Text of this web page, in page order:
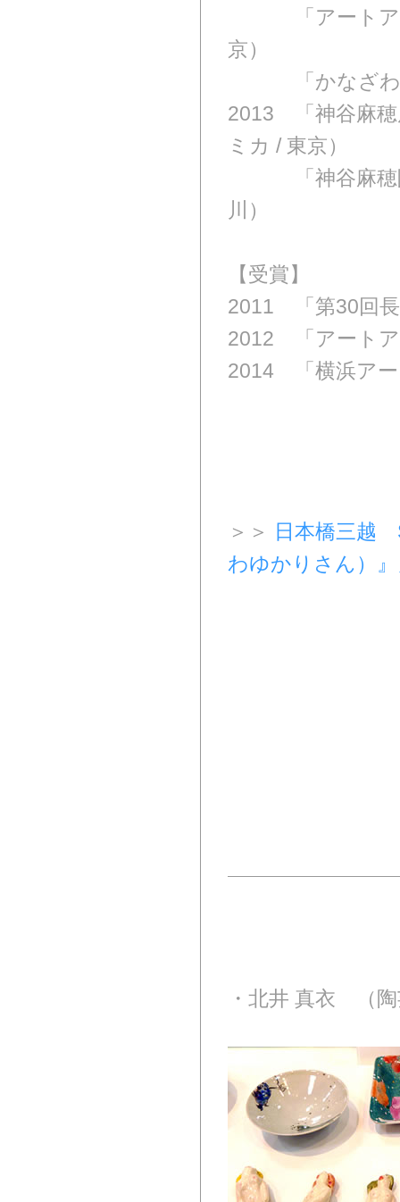
「アートア
京）
「かなざわ
2013 「神谷麻
ミカ / 東京）
「神谷麻
川）
【受賞】
2011 「第30回長
2012 「アートア
2014 「横浜アー
＞＞ 日本橋三越
わゆかりさん）
・北井 真衣 （